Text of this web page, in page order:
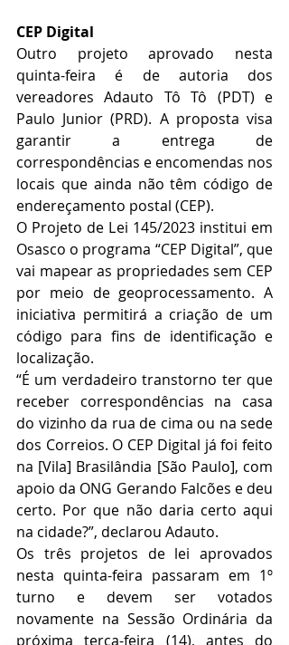
CEP Digital
Outro projeto aprovado nesta
quinta-feira é de autoria dos
vereadores Adauto Tô Tô (PDT) e
Paulo Junior (PRD). A proposta visa
garantir a entrega de
correspondências e encomendas nos
locais que ainda não têm código de
endereçamento postal (CEP).
O Projeto de Lei 145/2023 institui em
Osasco o programa “CEP Digital”, que
vai mapear as propriedades sem CEP
por meio de geoprocessamento. A
iniciativa permitirá a criação de um
código para fins de identificação e
localização.
“É um verdadeiro transtorno ter que
receber correspondências na casa
do vizinho da rua de cima ou na sede
dos Correios. O CEP Digital já foi feito
na [Vila] Brasilândia [São Paulo], com
apoio da ONG Gerando Falcões e deu
certo. Por que não daria certo aqui
na cidade?”, declarou Adauto.
Os três projetos de lei aprovados
nesta quinta-feira passaram em 1º
turno e devem ser votados
novamente na Sessão Ordinária da
próxima terça-feira (14), antes do